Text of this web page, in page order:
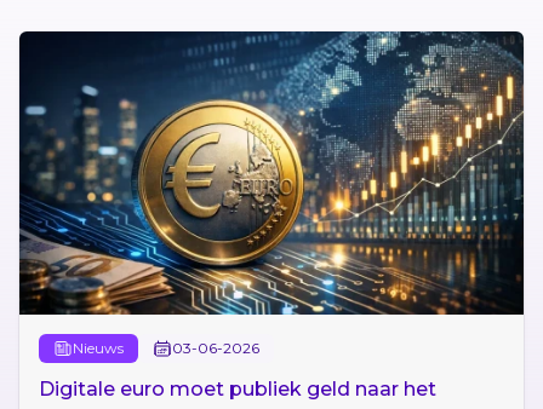
Nieuws 03-06-2026
Digitale euro moet publiek geld naar het